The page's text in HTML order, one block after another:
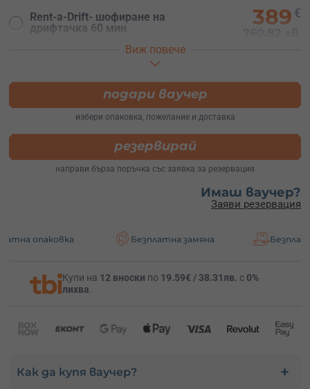
Rent-a-Drift- шофиране на
дрифтачка 60 мин
389 €
DRIFT MIX - 20 мин возене+20 мин
Виж повече
подари ваучер
избери опаковка, пожелание и доставка
резервирай
направи бърза поръчка със заявка за резервация
Имаш ваучер?
Заяви резервация
Безплатна замяна Безплатна доставка
Купи на 12 вноски по 19.59€ / 38.31лв. с 0%
лихва.
Как да купя ваучер?